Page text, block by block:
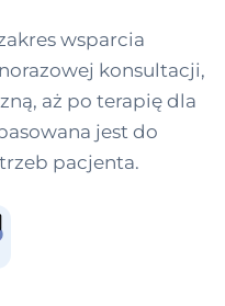
wsparcia
konsultacji,
aż po terapię dla
jest do
pacjenta.